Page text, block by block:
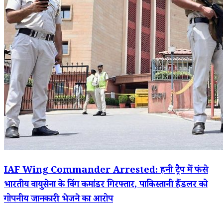
IAF Wing Commander Arrested: हनी ट्रैप में फंसे
भारतीय वायुसेना के विंग कमांडर गिरफ्तार, पाकिस्तानी हैंडलर को
गोपनीय जानकारी भेजने का आरोप